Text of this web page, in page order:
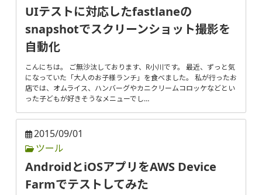
UIテストに対応したfastlaneの
snapshotでスクリーンショット撮影を
自動化
こんにちは。 ご無沙汰しております、R小川です。 最近、ずっと気
になっていた「大人のお子様ランチ」を食べました。 私が行ったお
店では、オムライス、ハンバーグやカニクリームコロッケなどとい
った子どもが好きそうなメニューでし…
2015/09/01
ツール
AndroidとiOSアプリをAWS Device
Farmでテストしてみた